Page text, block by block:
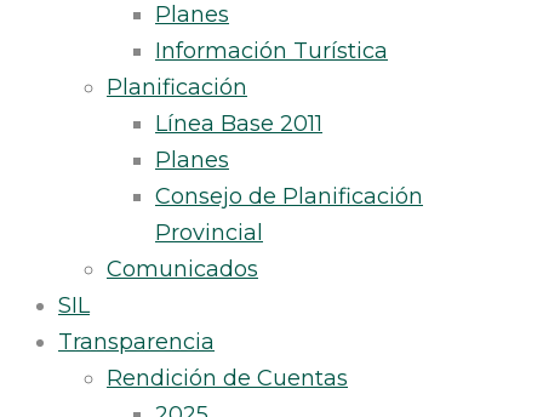
Planes
Información Turística
Planificación
Línea Base 2011
Planes
Consejo de Planificación
Provincial
Comunicados
SIL
Transparencia
Rendición de Cuentas